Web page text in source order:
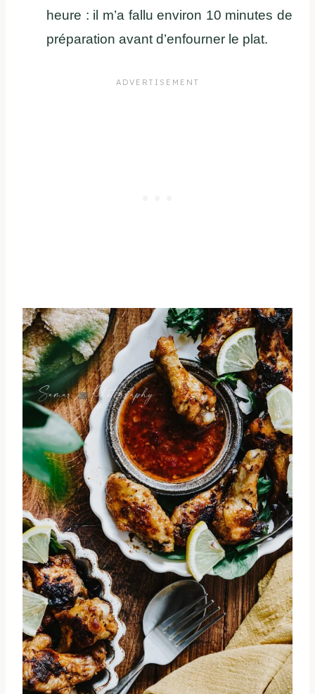
heure : il m’a fallu environ 10 minutes de
préparation avant d’enfourner le plat.